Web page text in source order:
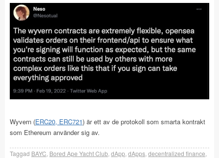
Wyvern (ERC20, ERC721) är ett av de protokoll som smarta kontrakt
som Ethereum använder sig av.
Taggad BAYC Bored Ape Yacht Club dApp dApps decentralized finance